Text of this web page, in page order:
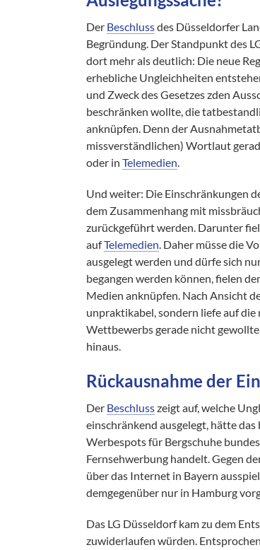
Der Beschlussdes Düsseldorfer
Begründung. Der Standpunkt des
dort mehr als deutlich: Die neue
erhebliche Ungleichheiten
und Zweck des Gesetzes zden
beschränken wollte, die
anknüpfen. Denn der
missverständlichen) Wortlaut
oder inTelemedien.
Und weiter: Die Einschränkungen
dem Zusammenhang mit
zurückgeführt werden. Darunter
aufTelemedien. Daher müsse die
ausgelegt werden und dürfe sich
begangen werden können, fielen
Medien anknüpfen. Nach Ansicht
unpraktikabel, sondern liefe auf die
Wettbewerbs gerade nicht
hinaus.
Rückausnahme der
Der Beschlusszeigt auf, welche
einschränkend ausgelegt, hätte
Werbespots für Bergschuhe
Fernsehwerbung handelt. Gegen
über das Internet in Bayern
demgegenüber nur in Hamburg
Das LG Düsseldorf kam zu dem
zuwiderlaufen würden.